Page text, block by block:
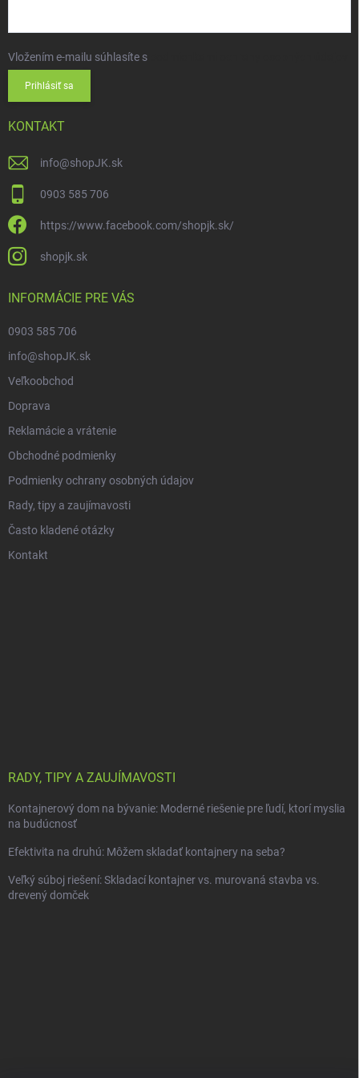
Vložením e-mailu súhlasíte s
Prihlásiť sa
KONTAKT
info@shopJK.sk
0903 585 706
https://www.facebook.com/shopjk.sk/
shopjk.sk
INFORMÁCIE PRE VÁS
0903 585 706
info@shopJK.sk
Veľkoobchod
Doprava
Reklamácie a vrátenie
Obchodné podmienky
Podmienky ochrany osobných údajov
Rady, tipy a zaujímavosti
Často kladené otázky
Kontakt
RADY, TIPY A ZAUJÍMAVOSTI
Kontajnerový dom na bývanie: Moderné riešenie pre ľudí, ktorí myslia
na budúcnosť
Efektivita na druhú: Môžem skladať kontajnery na seba?
Veľký súboj riešení: Skladací kontajner vs. murovaná stavba vs.
drevený domček